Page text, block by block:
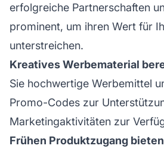
erfolgreiche Partnerschaften
prominent, um ihren Wert für
unterstreichen.
Kreatives Werbematerial
Sie hochwertige Werbemittel
Promo-Codes zur
Marketingaktivitäten zur
Frühen Produktzugang bieten